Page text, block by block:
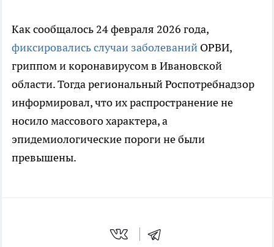
Как сообщалось 24 февраля 2026 года,
фиксировались случаи заболеваний ОРВИ,
гриппом и коронавирусом в Ивановской
области. Тогда региональный Роспотребнадзор
информировал, что их распространение не
носило массового характера, а
эпидемиологические пороги не были
превышены.